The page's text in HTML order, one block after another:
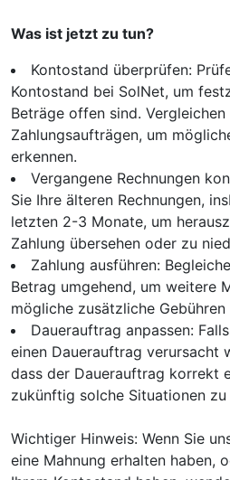
Was ist jetzt zu tun?
Kontostand überprüfen:
Kontostand bei SolNet, um
Beträge offen sind.
Zahlungsaufträgen, um
erkennen.
Vergangene Rechnungen
Sie Ihre älteren Rechnungen,
letzten 2-3 Monate, um
Zahlung übersehen oder zu
Zahlung ausführen:
Betrag umgehend, um weitere
mögliche zusätzliche
Dauerauftrag anpassen:
einen Dauerauftrag verursacht
dass der Dauerauftrag korrekt
zukünftig solche Situationen zu
Wichtiger Hinweis: Wenn Sie
eine Mahnung erhalten haben,